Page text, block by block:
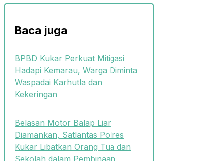
Baca juga
BPBD Kukar Perkuat Mitigasi
Hadapi Kemarau, Warga Diminta
Waspadai Karhutla dan
Kekeringan
Belasan Motor Balap Liar
Diamankan, Satlantas Polres
Kukar Libatkan Orang Tua dan
Sekolah dalam Pembinaan